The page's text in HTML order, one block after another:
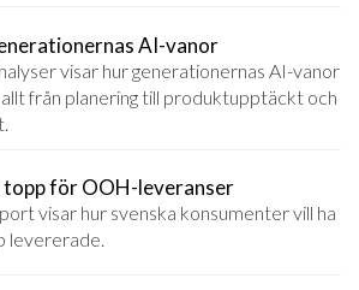
AI-vanor
visar hur generationernas AI-vanor
från planering till produktupptäckt och
topp för OOH-leveranser
visar hur svenska konsumenter vill ha
levererade.